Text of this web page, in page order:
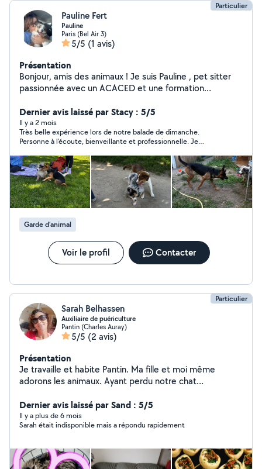
Particulier
Pauline Fert
Pauline
Paris (Bel Air 3)
5/5 (1 avis)
Présentation
Bonjour, amis des animaux ! Je suis Pauline , pet sitter
passionnée avec un ACACED et une formation
prendre soin de vos compagnons à quatre pattes
pendant votre absence. Ce que je propose : -
Gardiennage à domicile - Promenades au bois Mon
objectif ? Offrir à vos animaux amour et attention dans
un environnement familier. Chaque animal est unique, et
je m'assure de répondre à ses besoins spécifiques. Si
vous cherchez quelqu'un de confiance pour chouchouter
vos animaux, n'hésitez pas à me contacter !
Dernier avis laissé par Stacy : 5/5
Il y a 2 mois
Très belle expérience lors de notre balade de dimanche.
Personne à l’écoute, bienveillante et professionnelle. Je
Garde d’animal
Voir le profil Contacter
Particulier
Sarah Belhassen
Auxiliaire de puériculture
Pantin (Charles Auray)
5/5 (2 avis)
Présentation
Je travaille et habite Pantin. Ma fille et moi même
adorons les animaux. Ayant perdu notre chat
domicile.
Dernier avis laissé par Sand : 5/5
Il y a plus de 6 mois
Sarah était indisponible mais a répondu rapidement